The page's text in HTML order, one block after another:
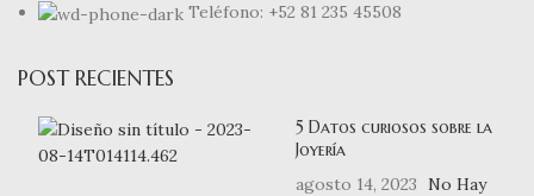
Teléfono: +52 81 235 45508
POST RECIENTES
5 Datos curiosos sobre la
Joyería
agosto 14, 2023
No Hay